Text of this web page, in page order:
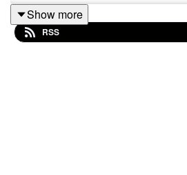
Show more
RSS